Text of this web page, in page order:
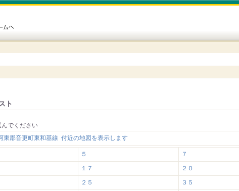
ト
んでください
東郡音更町東和基線 付近の地図を表示します
５
７
１７
２０
２５
３５